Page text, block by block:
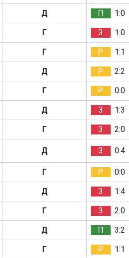
Д П 1:0
Г З 1:0
Г Р 1:1
Д Р 2:2
Г Р 0:0
Д З 1:3
Г З 2:0
Д З 0:4
Г Р 0:0
Д З 1:4
Г З 2:0
Д П 3:2
Г Р 1:1